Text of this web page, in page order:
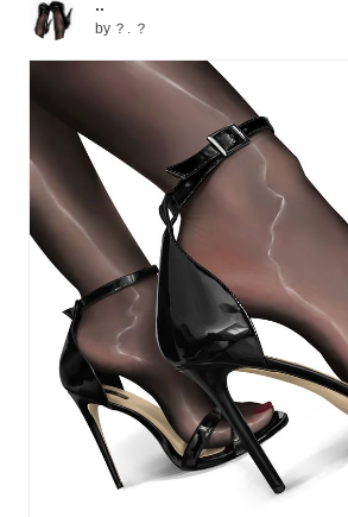
..
by ？. ？